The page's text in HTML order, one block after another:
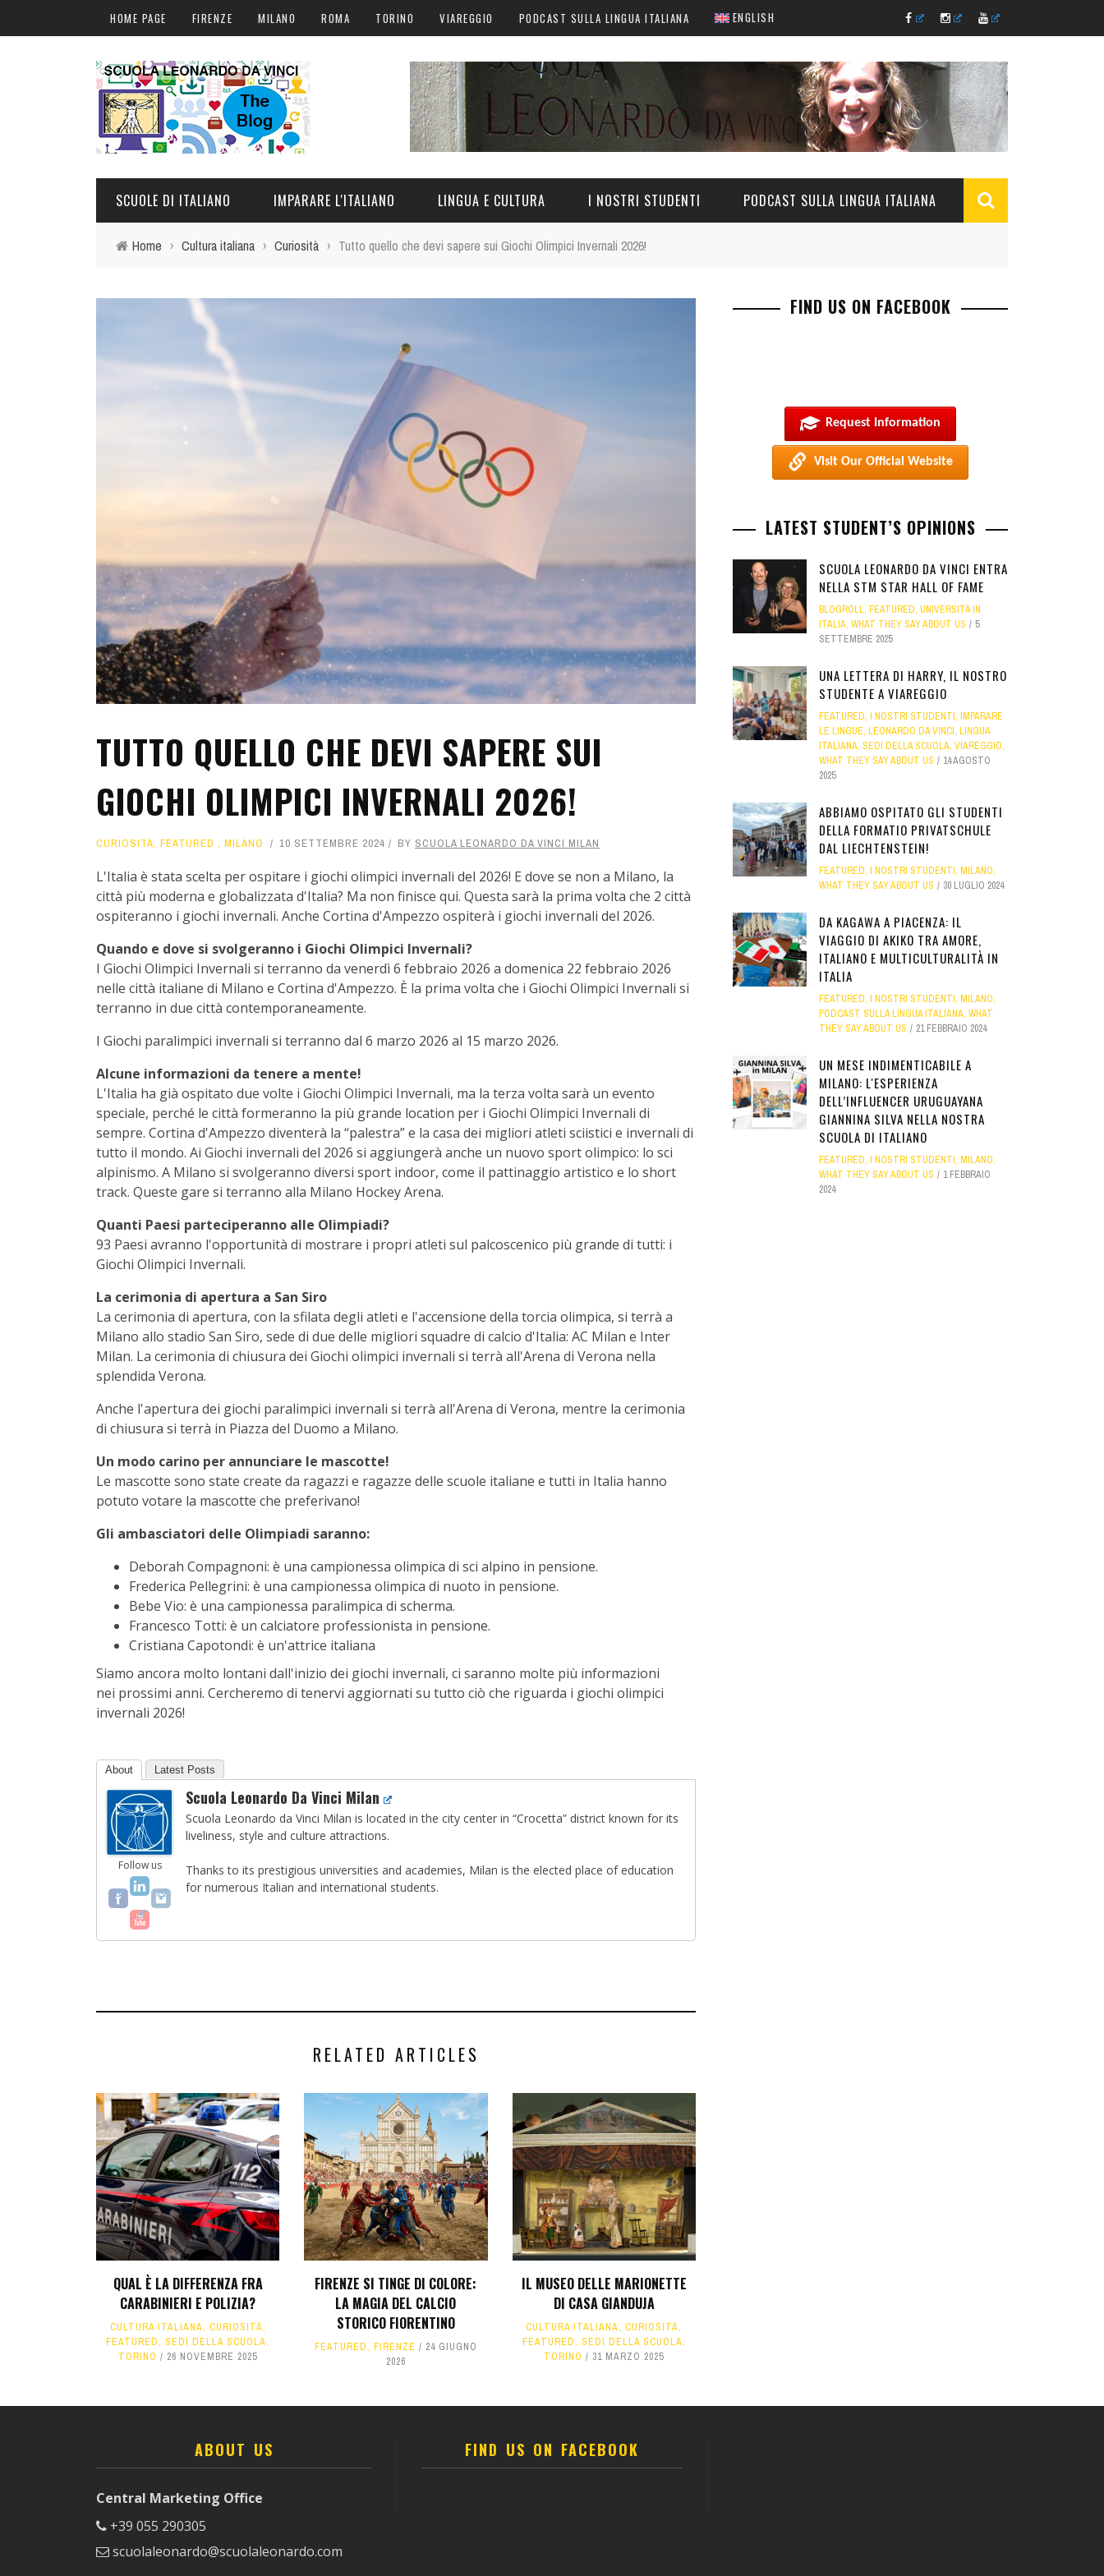
HOME PAGE FIRENZE MILANO ROMA TORINO VIAREGGIO PODCAST SULLA LINGUA ITALIANA ENGLISH
SCUOLE DI ITALIANO
UNIVERSITÀ IN ITALIA
IMPARARE L'ITALIANO LINGUA E CULTURA I NOSTRI STUDENTI PODCAST SULLA LINGUA ITALIANA
Home › Cultura italiana › Curiosità › Tutto quello che devi sapere sui Giochi Olimpici Invernali 2026!
TUTTO QUELLO CHE DEVI SAPERE SUI
GIOCHI OLIMPICI INVERNALI 2026!
CURIOSITÀ, FEATURED , MILANO 10 SETTEMBRE 2024 BY SCUOLA LEONARDO DA VINCI MILAN
L'Italia è stata scelta per ospitare i giochi olimpici invernali del 2026! E dove se non a Milano, la
città più moderna e globalizzata d'Italia? Ma non finisce qui. Questa sarà la prima volta che 2 città
ospiteranno i giochi invernali. Anche Cortina d'Ampezzo ospiterà i giochi invernali del 2026.
Quando e dove si svolgeranno i Giochi Olimpici Invernali?
I Giochi Olimpici Invernali si terranno da venerdì 6 febbraio 2026 a domenica 22 febbraio 2026
nelle città italiane di Milano e Cortina d'Ampezzo. È la prima volta che i Giochi Olimpici Invernali si
terranno in due città contemporaneamente.
I Giochi paralimpici invernali si terranno dal 6 marzo 2026 al 15 marzo 2026.
Alcune informazioni da tenere a mente!
L'Italia ha già ospitato due volte i Giochi Olimpici Invernali, ma la terza volta sarà un evento
speciale, perché le città formeranno la più grande location per i Giochi Olimpici Invernali di
sempre. Cortina d'Ampezzo diventerà la “palestra” e la casa dei migliori atleti sciistici e invernali di
tutto il mondo. Ai Giochi invernali del 2026 si aggiungerà anche un nuovo sport olimpico: lo sci
alpinismo. A Milano si svolgeranno diversi sport indoor, come il pattinaggio artistico e lo short
track. Queste gare si terranno alla Milano Hockey Arena.
Quanti Paesi parteciperanno alle Olimpiadi?
93 Paesi avranno l'opportunità di mostrare i propri atleti sul palcoscenico più grande di tutti: i
Giochi Olimpici Invernali.
La cerimonia di apertura a San Siro
La cerimonia di apertura, con la sfilata degli atleti e l'accensione della torcia olimpica, si terrà a
Milano allo stadio San Siro, sede di due delle migliori squadre di calcio d'Italia: AC Milan e Inter
Milan. La cerimonia di chiusura dei Giochi olimpici invernali si terrà all'Arena di Verona nella
splendida Verona.
Anche l'apertura dei giochi paralimpici invernali si terrà all'Arena di Verona, mentre la cerimonia
di chiusura si terrà in Piazza del Duomo a Milano.
Un modo carino per annunciare le mascotte!
Le mascotte sono state create da ragazzi e ragazze delle scuole italiane e tutti in Italia hanno
potuto votare la mascotte che preferivano!
Gli ambasciatori delle Olimpiadi saranno:
Deborah Compagnoni: è una campionessa olimpica di sci alpino in pensione.
Frederica Pellegrini: è una campionessa olimpica di nuoto in pensione.
Bebe Vio: è una campionessa paralimpica di scherma.
Francesco Totti: è un calciatore professionista in pensione.
Cristiana Capotondi: è un'attrice italiana
Siamo ancora molto lontani dall'inizio dei giochi invernali, ci saranno molte più informazioni
nei prossimi anni. Cercheremo di tenervi aggiornati su tutto ciò che riguarda i giochi olimpici
invernali 2026!
About Latest Posts
Follow us
Scuola Leonardo Da Vinci Milan
Scuola Leonardo da Vinci Milan is located in the city center in “Crocetta” district known for its
liveliness, style and culture attractions.
Thanks to its prestigious universities and academies, Milan is the elected place of education
for numerous Italian and international students.
RELATED ARTICLES
QUAL È LA DIFFERENZA FRA
CARABINIERI E POLIZIA?
CULTURA ITALIANA, CURIOSITÀ,
FEATURED, SEDI DELLA SCUOLA,
TORINO
26 NOVEMBRE 2025
FIRENZE SI TINGE DI COLORE:
LA MAGIA DEL CALCIO
STORICO FIORENTINO
FEATURED, FIRENZE
24 GIUGNO
2026
IL MUSEO DELLE MARIONETTE
DI CASA GIANDUJA
CULTURA ITALIANA,CURIOSITÀ,
FEATURED, SEDI DELLA SCUOLA,
TORINO
31 MARZO 2025
FIND US ON FACEBOOK
Request Information
Visit Our Official Website
LATEST STUDENT’S OPINIONS
SCUOLA LEONARDO DA VINCI ENTRA
NELLA STM STAR HALL OF FAME
BLOGROLL, FEATURED, UNIVERSITÀ IN
ITALIA, WHAT THEY SAY ABOUT US
5
SETTEMBRE 2025
UNA LETTERA DI HARRY, IL NOSTRO
STUDENTE A VIAREGGIO
FEATURED, I NOSTRI STUDENTI, IMPARARE
LE LINGUE, LEONARDO DA VINCI, LINGUA
ITALIANA, SEDI DELLA SCUOLA, VIAREGGIO,
WHAT THEY SAY ABOUT US
14 AGOSTO
2025
ABBIAMO OSPITATO GLI STUDENTI
DELLA FORMATIO PRIVATSCHULE
DAL LIECHTENSTEIN!
FEATURED, I NOSTRI STUDENTI, MILANO,
WHAT THEY SAY ABOUT US
30 LUGLIO 2024
DA KAGAWA A PIACENZA: IL
VIAGGIO DI AKIKO TRA AMORE,
ITALIANO E MULTICULTURALITÀ IN
ITALIA
FEATURED, I NOSTRI STUDENTI, MILANO,
PODCAST SULLA LINGUA ITALIANA, WHAT
THEY SAY ABOUT US
21 FEBBRAIO 2024
UN MESE INDIMENTICABILE A
MILANO: L'ESPERIENZA
DELL’INFLUENCER URUGUAYANA
GIANNINA SILVA NELLA NOSTRA
SCUOLA DI ITALIANO
FEATURED, I NOSTRI STUDENTI, MILANO,
WHAT THEY SAY ABOUT US
1 FEBBRAIO
2024
ABOUT US
Central Marketing Office
+39 055 290305
scuolaleonardo@scuolaleonardo.com
FIND US ON FACEBOOK